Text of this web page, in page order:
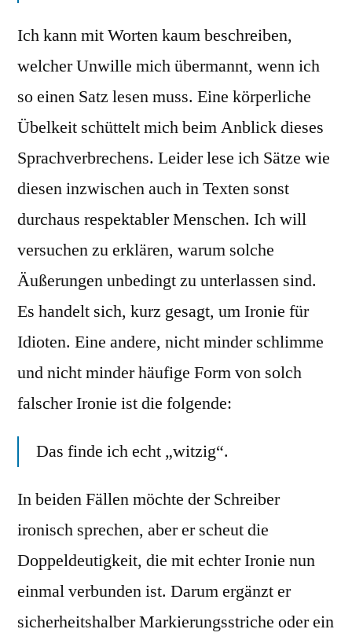
Ironie
Idioten
Ich kann mit Worten kaum beschreiben,
welcher Unwille mich übermannt, wenn ich
so einen Satz lesen muss. Eine körperliche
Übelkeit schüttelt mich beim Anblick dieses
Sprachverbrechens. Leider lese ich Sätze wie
diesen inzwischen auch in Texten sonst
durchaus respektabler Menschen. Ich will
versuchen zu erklären, warum solche
Äußerungen unbedingt zu unterlassen sind.
Es handelt sich, kurz gesagt, um Ironie für
Idioten. Eine andere, nicht minder schlimme
und nicht minder häufige Form von solch
falscher Ironie ist die folgende:
Das finde ich echt „witzig“.
In beiden Fällen möchte der Schreiber
ironisch sprechen, aber er scheut die
Doppeldeutigkeit, die mit echter Ironie nun
einmal verbunden ist. Darum ergänzt er
sicherheitshalber Markierungsstriche oder ein